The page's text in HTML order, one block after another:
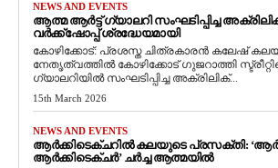
NEWS AND EVENTS
ആത്മ ആർട്ട് ഗ്യാലറി സംഘടിപ്പിച്ച അക്രിലിക്
വർക്ക്‌ഷോപ്പ് ശ്രദ്ധേയമായി
കോഴിക്കോട്: പ്രശസ്ത ചിത്രകാരൻ കലേഷ്
നേതൃത്വത്തിൽ കോഴിക്കോട് ഗുജറാത്തി
ഗ്യാലറിയിൽ സംഘടിപ്പിച്ച അക്രിലിക്...
15th March 2026
NEWS AND EVENTS
ആർക്കിടെക്ചറിൽ കലയുടെ പ്രസക്തി:
ആർക്കിടെക്ചർ’ ചർച്ച ആത്മയിൽ